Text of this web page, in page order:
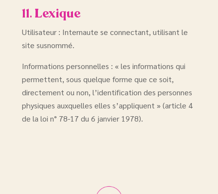
11. Lexique
Utilisateur : Internaute se connectant, utilisant le
site susnommé.
Informations personnelles : « les informations qui
permettent, sous quelque forme que ce soit,
directement ou non, l’identification des personnes
physiques auxquelles elles s’appliquent » (article 4
de la loi n° 78-17 du 6 janvier 1978).